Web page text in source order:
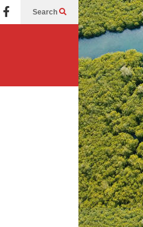
Search